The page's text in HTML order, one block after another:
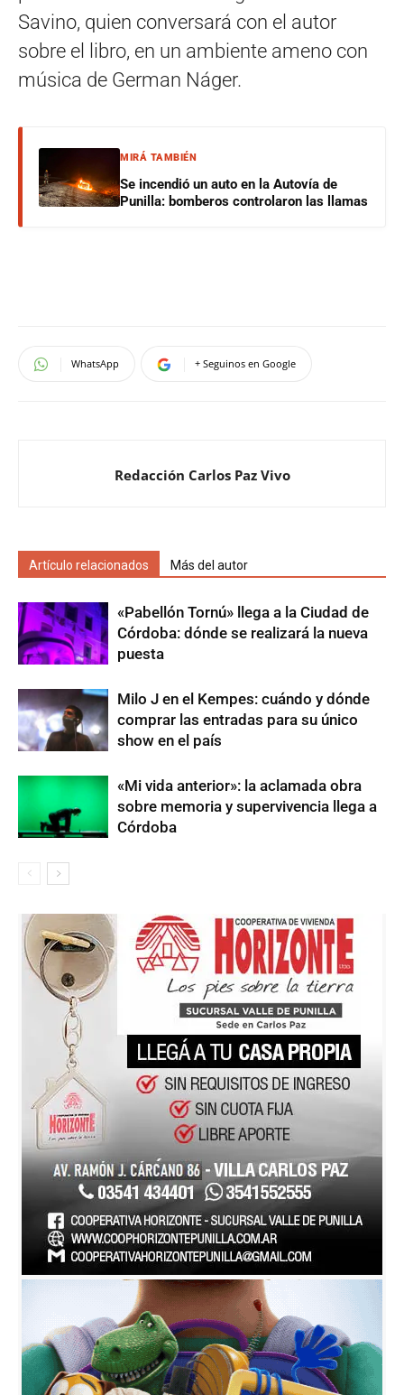
Savino, quien conversará con el autor
sobre el libro, en un ambiente ameno con
música de German Náger.
MIRÁ TAMBIÉN
Se incendió un auto en la Autovía de
Punilla: bomberos controlaron las llamas
WhatsApp + Seguinos en Google
Redacción Carlos Paz Vivo
Artículo relacionados Más del autor
«Pabellón Tornú» llega a la Ciudad de
Córdoba: dónde se realizará la nueva
puesta
Milo J en el Kempes: cuándo y dónde
comprar las entradas para su único
show en el país
«Mi vida anterior»: la aclamada obra
sobre memoria y supervivencia llega a
Córdoba